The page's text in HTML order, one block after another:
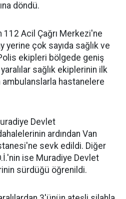
döndü.
112 Acil Çağrı Merkezi'ne
yerine çok sayıda sağlık ve
ekipleri bölgede geniş
sağlık ekiplerinin ilk
ambulanslarla hastanelere
Devlet
ardından Van
sevk edildi. Diğer
ise Muradiye Devlet
sürdüğü öğrenildi.